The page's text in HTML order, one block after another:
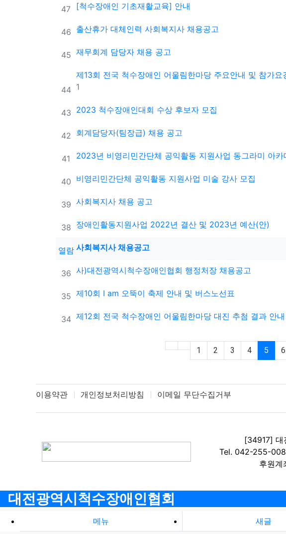
번호
47 [척수장애인 기초재활교육] 안내
번호
46 출산휴가 대체인력 사회복지사 채용공고
번호
45 재무회계 담당자 채용 공고
번호
44
제13회 전국 척수장애인 어울림한마당 주요안내 및 참가요
댓글
1
번호
43 2023 척수장애인대회 수상 후보자 모집
번호
42 회계담당자(팀장급) 채용 공고
번호
41 2023년 비영리민간단체 공익활동 지원사업 동그라미 아카
번호
40 비영리민간단체 공익활동 지원사업 미술 강사 모집
번호
39 사회복지사 채용 공고
번호
38 장애인활동지원사업 2022년 결산 및 2023년 예산(안)
열람 사회복지사 채용공고
번호
36 사)대전광역시척수장애인협회 행정처장 채용공고
번호
35 제10회 I am 오뚝이 축제 안내 및 버스노선표
번호
34 제12회 전국 척수장애인 어울림한마당 대진 추첨 결과 안내
1 2 3 4 5 6
이용약관 개인정보처리방침 이메일 무단수집거부
[34917] 대
Tel. 042-255-
후원
대전광역시척수장애인협회
메뉴 새글